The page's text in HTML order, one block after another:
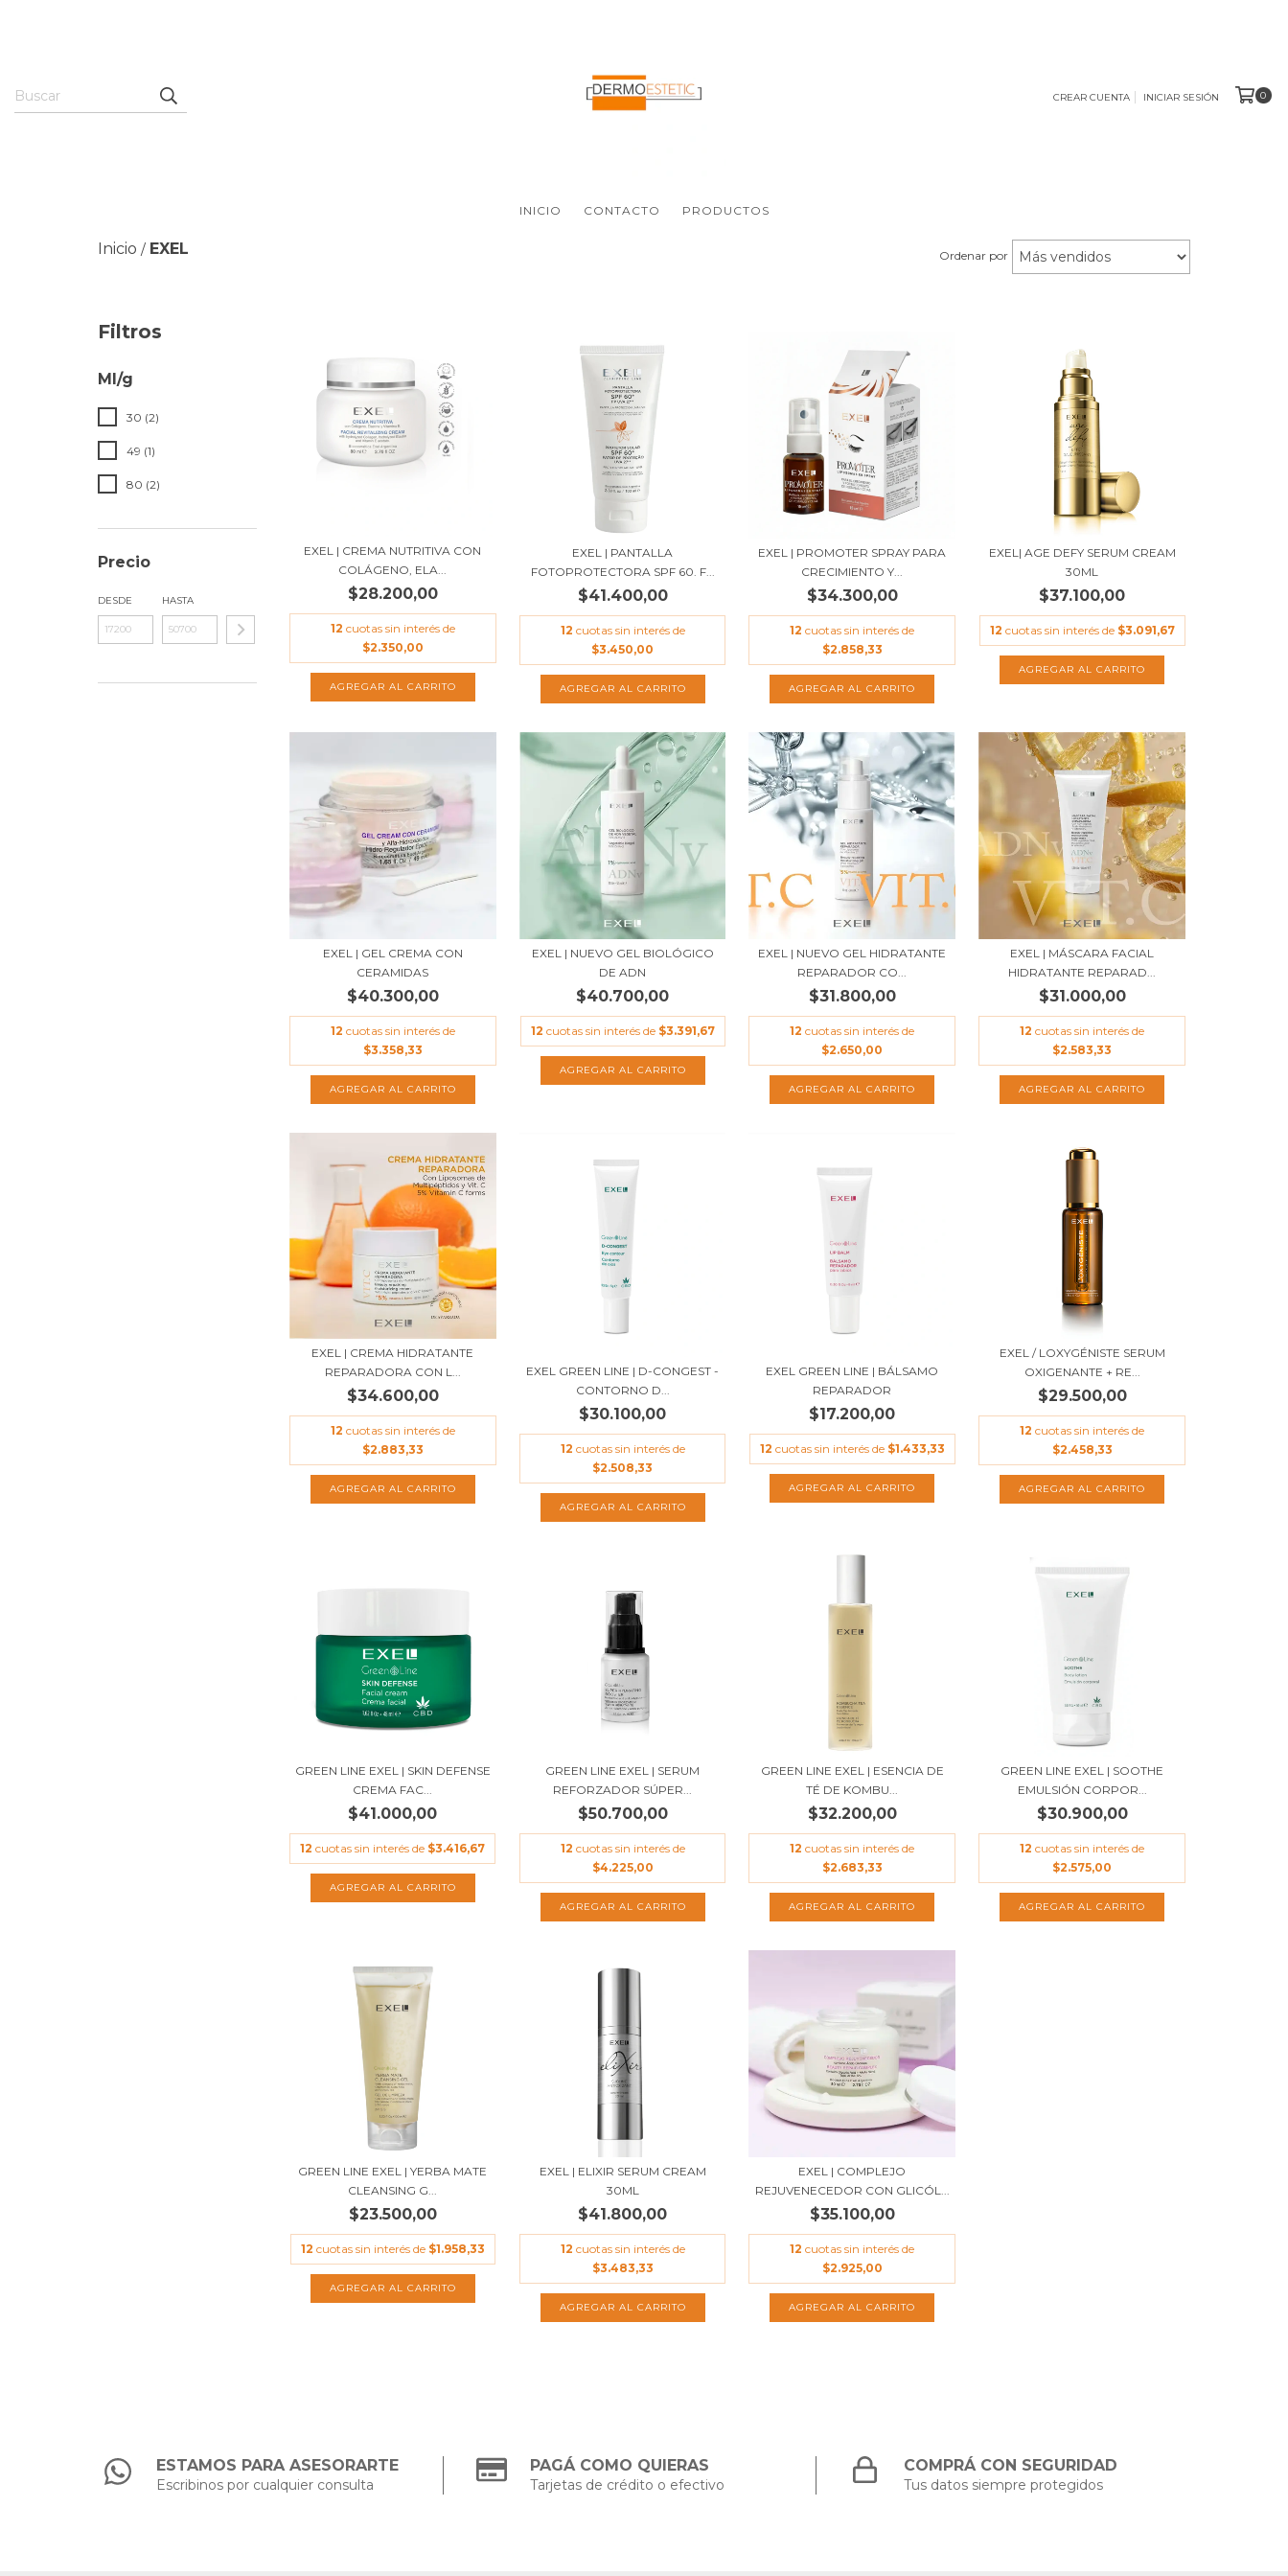
CREAR CUENTA INICIAR SESIÓN 0
INICIO CONTACTO PRODUCTOS
Inicio / EXEL Ordenar por
Filtros
Ml/g
30 (2)
49 (1)
80 (2)
Precio
DESDE HASTA
EXEL | CREMA NUTRITIVA CON
COLÁGENO, ELA...
$28.200,00
12 cuotas sin interés de
$2.350,00
AGREGAR AL CARRITO
EXEL | PANTALLA
FOTOPROTECTORA SPF 60. F...
$41.400,00
12 cuotas sin interés de
$3.450,00
EXEL | PROMOTER SPRAY PARA
CRECIMIENTO Y...
$34.300,00
12 cuotas sin interés de
$2.858,33
EXEL| AGE DEFY SERUM CREAM
30ML
$37.100,00
12 cuotas sin interés de $3.091,67
AGREGAR AL CARRITO
EXEL | GEL CREMA CON
CERAMIDAS
$40.300,00
12 cuotas sin interés de
$3.358,33
AGREGAR AL CARRITO
EXEL | NUEVO GEL BIOLÓGICO
DE ADN
$40.700,00
12 cuotas sin interés de $3.391,67
EXEL | NUEVO GEL HIDRATANTE
REPARADOR CO...
$31.800,00
12 cuotas sin interés de
$2.650,00
EXEL | MÁSCARA FACIAL
HIDRATANTE REPARAD...
$31.000,00
12 cuotas sin interés de
$2.583,33
EXEL | CREMA HIDRATANTE
REPARADORA CON L...
$34.600,00
12 cuotas sin interés de
$2.883,33
EXEL GREEN LINE | D-CONGEST -
CONTORNO D...
$30.100,00
12 cuotas sin interés de
$2.508,33
EXEL GREEN LINE | BÁLSAMO
REPARADOR
$17.200,00
12 cuotas sin interés de $1.433,33
EXEL / LOXYGÉNISTE SERUM
OXIGENANTE + RE...
$29.500,00
12 cuotas sin interés de
$2.458,33
GREEN LINE EXEL | SKIN DEFENSE
CREMA FAC...
$41.000,00
12 cuotas sin interés de $3.416,67
GREEN LINE EXEL | SERUM
REFORZADOR SÚPER...
$50.700,00
12 cuotas sin interés de
$4.225,00
GREEN LINE EXEL | ESENCIA DE
TÉ DE KOMBU...
$32.200,00
12 cuotas sin interés de
$2.683,33
GREEN LINE EXEL | SOOTHE
EMULSIÓN CORPOR...
$30.900,00
12 cuotas sin interés de
$2.575,00
GREEN LINE EXEL | YERBA MATE
CLEANSING G...
$23.500,00
12 cuotas sin interés de $1.958,33
EXEL | ELIXIR SERUM CREAM
30ML
$41.800,00
12 cuotas sin interés de
$3.483,33
AGREGAR AL CARRITO
EXEL | COMPLEJO
REJUVENECEDOR CON GLICÓL...
$35.100,00
12 cuotas sin interés de
$2.925,00
AGREGAR AL CARRITO
ESTAMOS PARA ASESORARTE
Escribinos por cualquier consulta
PAGÁ COMO QUIERAS
Tarjetas de crédito o efectivo
COMPRÁ CON SEGURIDAD
Tus datos siempre protegidos